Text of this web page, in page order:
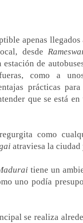
apenas llegados
desde
de
como a
prácticas
que se está en
como
atraviesa la ciudad
tiene un
uno podía
se realiza